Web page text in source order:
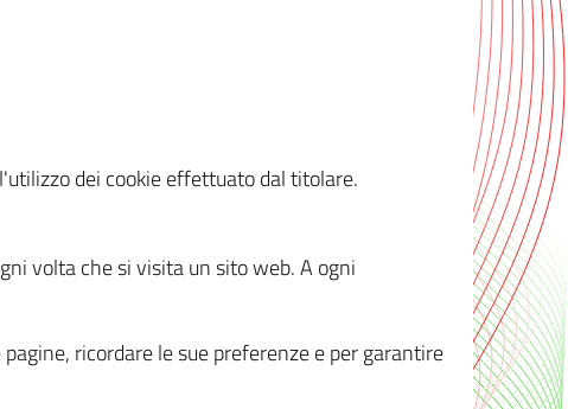
dei cookie effettuato dal titolare.
volta che si visita un sito web. A ogni
ricordare le sue preferenze e per garantire